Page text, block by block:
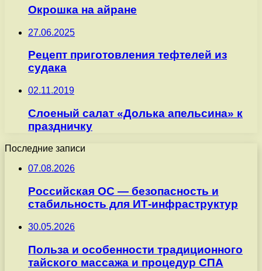
Окрошка на айране
27.06.2025
Рецепт приготовления тефтелей из
судака
02.11.2019
Слоеный салат «Долька апельсина» к
праздничку
Последние записи
07.08.2026
Российская ОС — безопасность и
стабильность для ИТ-инфраструктур
30.05.2026
Польза и особенности традиционного
тайского массажа и процедур СПА